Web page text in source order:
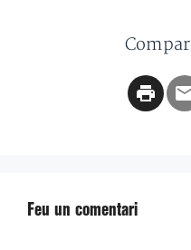
Feu un comentari